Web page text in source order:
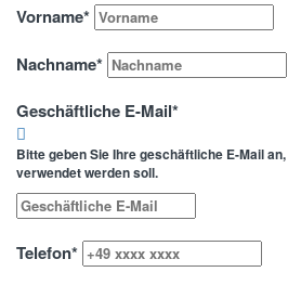
Vorname*
Nachname*
Geschäftliche E-Mail*
Bitte geben Sie Ihre geschäftliche E-Mail
verwendet werden soll.
Telefon*